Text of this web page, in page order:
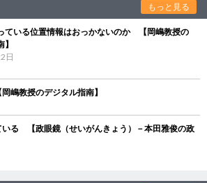
もっと見る
ている位置情報はおっかないのか 【岡嶋教授の
日
嶋教授のデジタル指南】
いる 【政眼鏡（せいがんきょう）－本田雅俊の政